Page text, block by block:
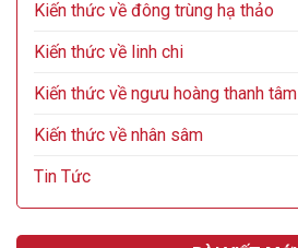
Kiến thức về đông trùng hạ thảo
Kiến thức về linh chi
Kiến thức về ngưu hoàng thanh tâm
Kiến thức về nhân sâm
Tin Tức